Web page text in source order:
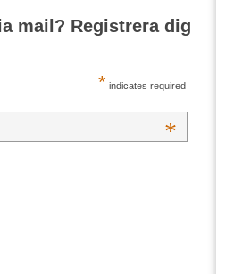
mail? Registrera dig
* indicates required
*